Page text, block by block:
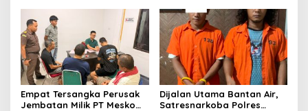
Banding
Empat Tersangka Perusak
Jembatan Milik PT Meskom
Dijalan Utama Bantan Air,
Satresnarkoba Polres